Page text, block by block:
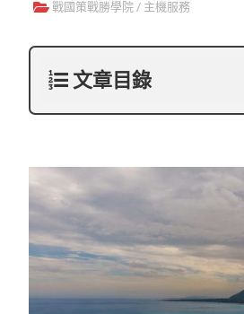
戰國策戰勝學院 / 主機服務
文章目錄